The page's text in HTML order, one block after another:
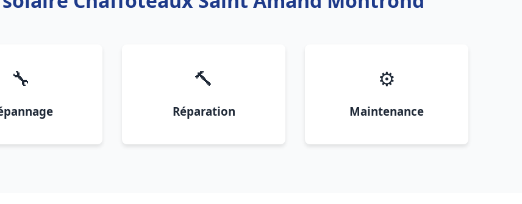
🔧 🔨
Réparation
⚙️
Maintenance